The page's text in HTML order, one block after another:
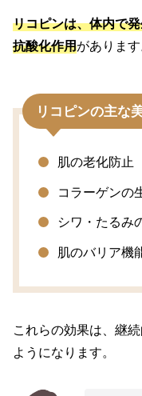
リコピンは、体内で
抗酸化作用があります
リコピンの主な
肌の老化防止
コラーゲンの
シワ・たるみ
肌のバリア機
これらの効果は、継
ようになります。